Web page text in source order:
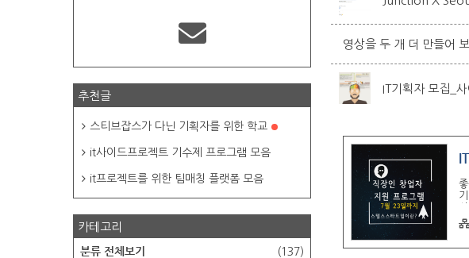
영상을 두 개 더 만들어
IT기획자 모집_
추천글
스티브잡스가 다닌 기획자를 위한 학교
it사이드프로젝트 기수제 프로그램 모음
it프로젝트를 위한 팀매칭 플랫폼 모음
카테고리
분류 전체보기 (137)